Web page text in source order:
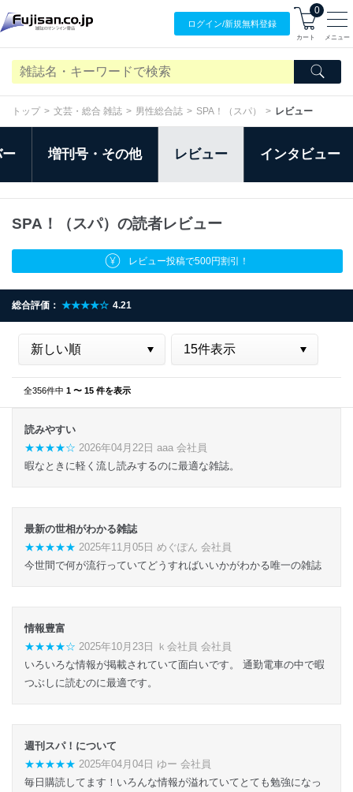
ログイン/新規無料登録
0
カート メニュー
トップ 文芸・総合 雑誌 男性総合誌 SPA！（スパ） レビュー
増刊号・その他 レビュー インタビュー
SPA！（スパ）の読者レビュー
レビュー投稿で500円割引！
総合評価： ★★★★☆ 4.21
全356件中 1 〜 15 件を表示
読みやすい
★★★★☆ 2026年04月22日 aaa 会社員
暇なときに軽く流し読みするのに最適な雑誌。
最新の世相がわかる雑誌
★★★★★ 2025年11月05日 めぐぽん 会社員
今世間で何が流行っていてどうすればいいかがわかる唯一の雑誌
情報豊富
★★★★☆ 2025年10月23日 ｋ会社員 会社員
いろいろな情報が掲載されていて面白いです。 通勤電車の中で暇
つぶしに読むのに最適です。
週刊スパ！について
★★★★★ 2025年04月04日 ゆー 会社員
毎日購読してます！いろんな情報が溢れていてとても勉強になっ